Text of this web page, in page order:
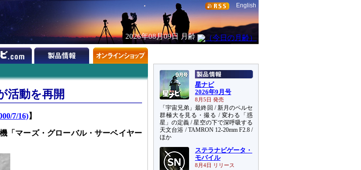
English
2026年08月09日 月齢
活動を再開
7/16)】
「マーズ・グローバル・サーベイヤー
星ナビ
2026年9月号
8月5日 発売
「宇宙兄弟」最終回 / 新月のペルセ
群極大を見る・撮る / 変わる「惑
星」の定義 / 星空の下で深呼吸する
天文台浴 / TAMRON 12-20mm F2.8 /
ほか
ステラナビゲータ・
モバイル
8月4日 リリース